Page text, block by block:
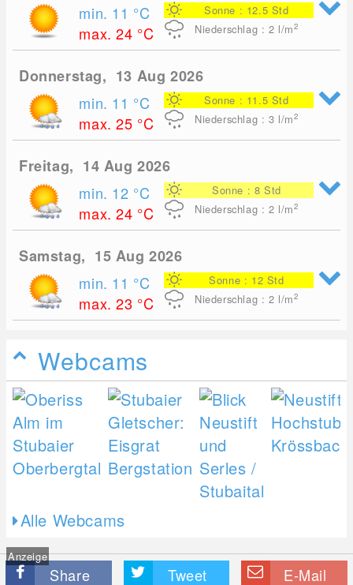
min. 11 °C
max. 24 °C
Sonne : 12.5 Std
Niederschlag : 2 l/m2
Donnerstag, 13 Aug 2026
min. 11 °C
max. 25 °C
Sonne : 11.5 Std
Niederschlag : 3 l/m2
Freitag, 14 Aug 2026
min. 12 °C
max. 24 °C
Sonne : 8 Std
Niederschlag : 2 l/m2
Samstag, 15 Aug 2026
min. 11 °C
max. 23 °C
Sonne : 12 Std
Niederschlag : 2 l/m2
Webcams
Alle Webcams
Anzeige
Share Tweet E-Mail